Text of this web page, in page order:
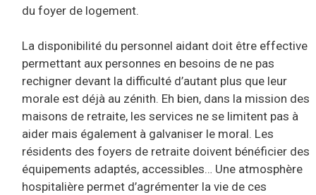
du foyer de logement.
La disponibilité du personnel aidant doit être effective
permettant aux personnes en besoins de ne pas
rechigner devant la difficulté d’autant plus que leur
morale est déjà au zénith. Eh bien, dans la mission des
maisons de retraite, les services ne se limitent pas à
aider mais également à galvaniser le moral. Les
résidents des foyers de retraite doivent bénéficier des
équipements adaptés, accessibles… Une atmosphère
hospitalière permet d’agrémenter la vie de ces